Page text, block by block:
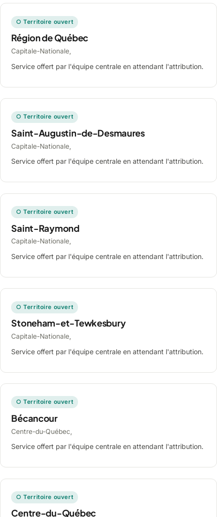
○ Territoire ouvert
Région de Québec
Capitale-Nationale,
Service offert par l'équipe centrale en attendant l'attribution.
○ Territoire ouvert
Saint-Augustin-de-Desmaures
Capitale-Nationale,
Service offert par l'équipe centrale en attendant l'attribution.
○ Territoire ouvert
Saint-Raymond
Capitale-Nationale,
Service offert par l'équipe centrale en attendant l'attribution.
○ Territoire ouvert
Stoneham-et-Tewkesbury
Capitale-Nationale,
Service offert par l'équipe centrale en attendant l'attribution.
○ Territoire ouvert
Bécancour
Centre-du-Québec,
Service offert par l'équipe centrale en attendant l'attribution.
○ Territoire ouvert
Centre-du-Québec